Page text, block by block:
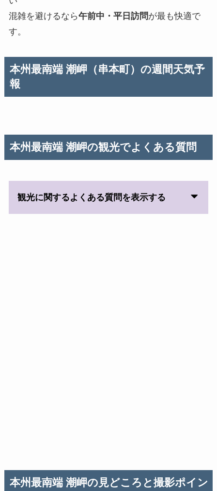
混雑を避けるなら午前中・平日訪問が最も快適で
す。
本州最南端 潮岬（串本町）の週間天気予
報
本州最南端 潮岬の観光でよくある質問
観光に関するよくある質問を表示する
本州最南端 潮岬の見どころと撮影ポイン